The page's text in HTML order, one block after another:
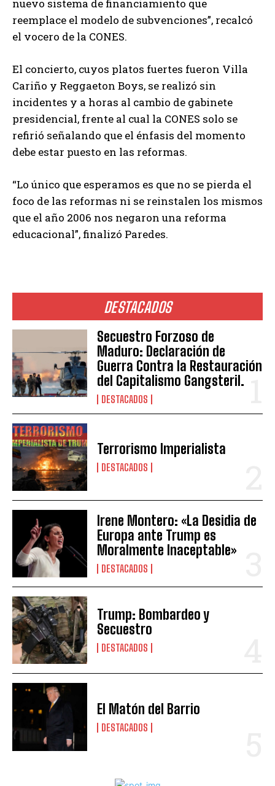
DESTACADOS
Secuestro Forzoso de
Maduro: Declaración de
Guerra Contra la Restauración
del Capitalismo Gangsteril.
DESTACADOS
Terrorismo Imperialista
DESTACADOS
Irene Montero: «La Desidia de
Europa ante Trump es
Moralmente Inaceptable»
DESTACADOS
Trump: Bombardeo y
Secuestro
DESTACADOS
El Matón del Barrio
DESTACADOS
nuevo sistema de financiamiento que
reemplace el modelo de subvenciones”, recalcó
el vocero de la CONES.
El concierto, cuyos platos fuertes fueron Villa
Cariño y Reggaeton Boys, se realizó sin
incidentes y a horas al cambio de gabinete
presidencial, frente al cual la CONES solo se
refirió señalando que el énfasis del momento
debe estar puesto en las reformas.
“Lo único que esperamos es que no se pierda el
foco de las reformas ni se reinstalen los mismos
que el año 2006 nos negaron una reforma
educacional”, finalizó Paredes.